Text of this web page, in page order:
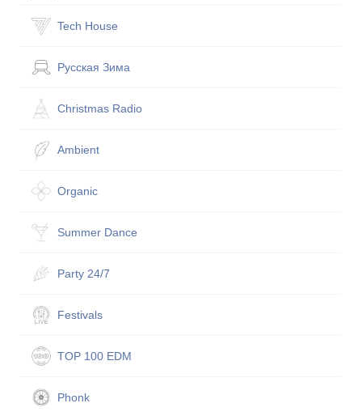
Tech House
Русская Зима
Christmas Radio
Ambient
Organic
Summer Dance
Party 24/7
Festivals
TOP 100 EDM
Phonk